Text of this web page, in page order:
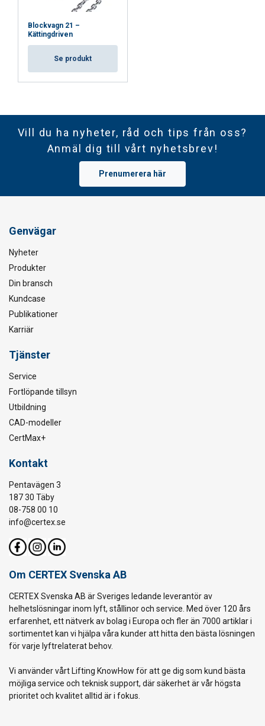
Blockvagn 21 –
Kättingdriven
Se produkt
Vill du ha nyheter, råd och tips från oss?
Anmäl dig till vårt nyhetsbrev!
Prenumerera här
Genvägar
Nyheter
Produkter
Din bransch
Kundcase
Publikationer
Karriär
Tjänster
Service
Fortlöpande tillsyn
Utbildning
CAD-modeller
CertMax+
Kontakt
Pentavägen 3
187 30 Täby
08-758 00 10
info@certex.se
Om CERTEX Svenska AB
CERTEX Svenska AB är Sveriges ledande leverantör av
helhetslösningar inom lyft, stållinor och service. Med över 120 års
erfarenhet, ett nätverk av bolag i Europa och fler än 7000 artiklar i
sortimentet kan vi hjälpa våra kunder att hitta den bästa lösningen
för varje lyftrelaterat behov.
Vi använder vårt Lifting KnowHow för att ge dig som kund bästa
möjliga service och teknisk support, där säkerhet är vår högsta
prioritet och kvalitet alltid är i fokus.